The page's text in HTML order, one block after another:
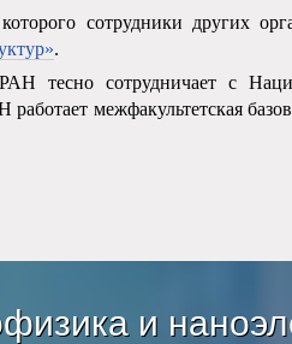
сотрудники других
.
сотрудничает с
межфакультетская
и